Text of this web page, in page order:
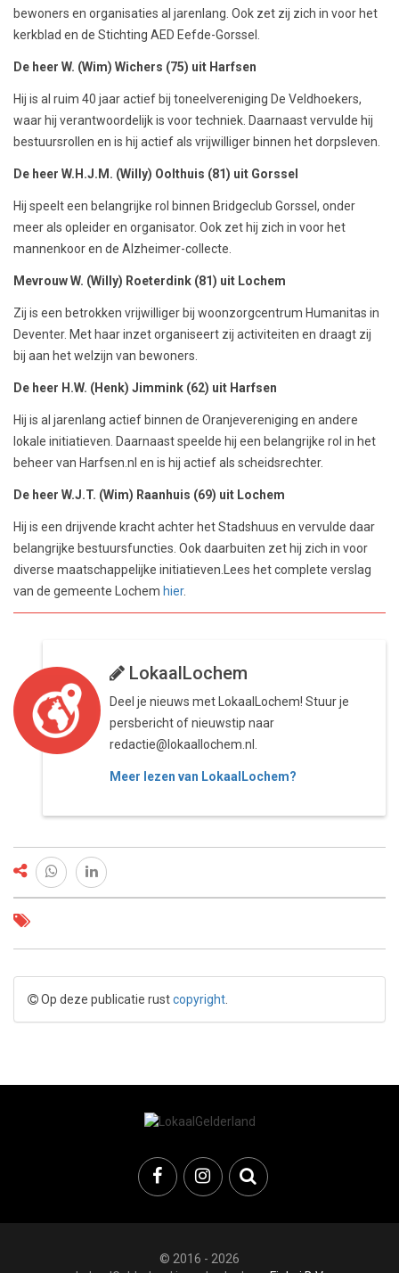
bewoners en organisaties al jarenlang. Ook zet zij zich in voor het
kerkblad en de Stichting AED Eefde-Gorssel.
De heer W. (Wim) Wichers (75) uit Harfsen
Hij is al ruim 40 jaar actief bij toneelvereniging De Veldhoekers,
waar hij verantwoordelijk is voor techniek. Daarnaast vervulde hij
bestuursrollen en is hij actief als vrijwilliger binnen het dorpsleven.
De heer W.H.J.M. (Willy) Oolthuis (81) uit Gorssel
Hij speelt een belangrijke rol binnen Bridgeclub Gorssel, onder
meer als opleider en organisator. Ook zet hij zich in voor het
mannenkoor en de Alzheimer-collecte.
Mevrouw W. (Willy) Roeterdink (81) uit Lochem
Zij is een betrokken vrijwilliger bij woonzorgcentrum Humanitas in
Deventer. Met haar inzet organiseert zij activiteiten en draagt zij
bij aan het welzijn van bewoners.
De heer H.W. (Henk) Jimmink (62) uit Harfsen
Hij is al jarenlang actief binnen de Oranjevereniging en andere
lokale initiatieven. Daarnaast speelde hij een belangrijke rol in het
beheer van Harfsen.nl en is hij actief als scheidsrechter.
De heer W.J.T. (Wim) Raanhuis (69) uit Lochem
Hij is een drijvende kracht achter het Stadshuus en vervulde daar
belangrijke bestuursfuncties. Ook daarbuiten zet hij zich in voor
diverse maatschappelijke initiatieven.Lees het complete verslag
van de gemeente Lochem hier.
LokaalLochem
Deel je nieuws met LokaalLochem! Stuur je
persbericht of nieuwstip naar
redactie@lokaallochem.nl.
Meer lezen van LokaalLochem?
Op deze publicatie rustcopyright
© 2016 - 2026